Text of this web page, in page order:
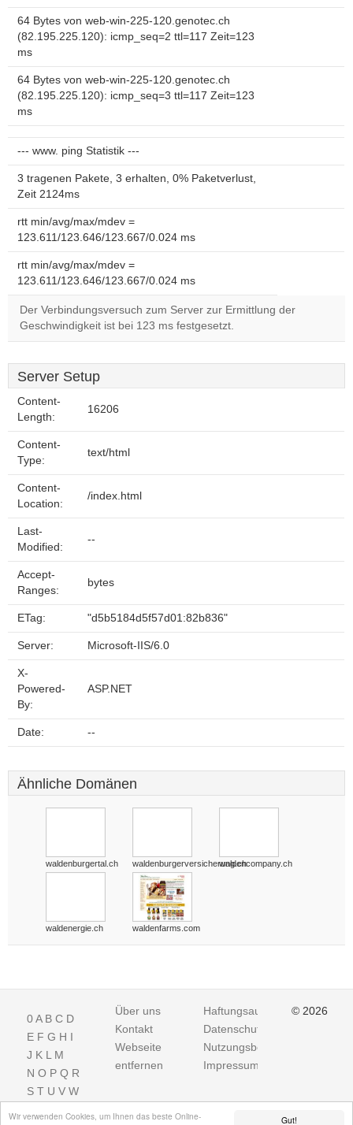
Gut!
Wir verwenden Cookies, um Ihnen das beste Online-
64 Bytes von web-win-225-120.genotec.ch
(82.195.225.120): icmp_seq=2 ttl=117 Zeit=123
ms
64 Bytes von web-win-225-120.genotec.ch
(82.195.225.120): icmp_seq=3 ttl=117 Zeit=123
ms
--- www. ping Statistik ---
3 tragenen Pakete, 3 erhalten, 0% Paketverlust,
Zeit 2124ms
rtt min/avg/max/mdev =
123.611/123.646/123.667/0.024 ms
rtt min/avg/max/mdev =
123.611/123.646/123.667/0.024 ms
Der Verbindungsversuch zum Server zur Ermittlung der
Geschwindigkeit ist bei 123 ms festgesetzt.
Server Setup
Content-
Length:
16206
Content-
Type:
text/html
Content-
Location:
/index.html
Last-
Modified:
--
Accept-
Ranges:
bytes
ETag: "d5b5184d5f57d01:82b836"
Server: Microsoft-IIS/6.0
X-
Powered-
By:
ASP.NET
Date: --
Ähnliche Domänen
waldenburgertal.ch waldenburgerversicherung.chwaldencompany.ch
waldenergie.ch waldenfarms.com
0A B C D
E F G H I
J K L M
N O P Q R
S T U V W
Über uns
Kontakt
Webseite
entfernen
Haftungsausschluss
Datenschutz
Nutzungsbedingungen
Impressum
© 2026